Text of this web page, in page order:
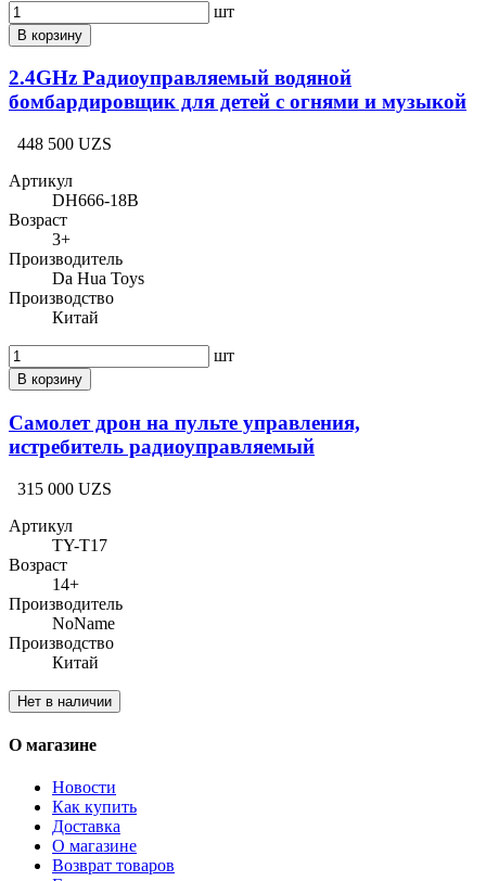
шт
В корзину
2.4GHz Радиоуправляемый водяной
бомбардировщик для детей с огнями и музыкой
448 500 UZS
Артикул
DH666-18B
Возраст
3+
Производитель
Da Hua Toys
Производство
Китай
шт
В корзину
Самолет дрон на пульте управления,
истребитель радиоуправляемый
315 000 UZS
Артикул
TY-T17
Возраст
14+
Производитель
NoName
Производство
Китай
Нет в наличии
О магазине
Новости
Как купить
Доставка
О магазине
Возврат товаров